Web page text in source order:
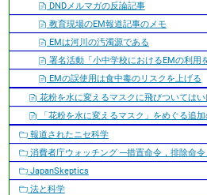
DNDメルマガの反論記事
教育現場のEM報道記事のメモ
EMは河川の汚濁源である
署名活動「小中学校におけるEMの利用
EMの誤使用は食中毒のリスクを上げる
花粉を水に変えるマスクに飛びついてはい
「花粉を水に変えるマスク」をめぐる追
報道されたニセ科学
消費者庁ウォッチング ---措置命令，排除命
JapanSkeptics
法と科学